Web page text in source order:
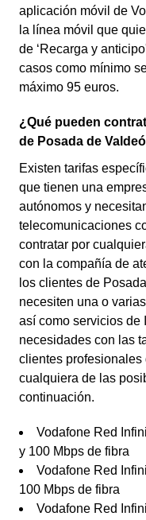
aplicación móvil de
la línea móvil que
de ‘Recarga y
casos como mínimo
máximo 95 euros.
¿Qué pueden
de Posada de
Existen tarifas
que tienen una
autónomos y
telecomunicaciones
contratar por
con la compañía de
los clientes de
necesiten una o
así como servicios de
necesidades con las
clientes
cualquiera de las
continuación.
Vodafone Red
y 100 Mbps de fibra
Vodafone Red
100 Mbps de fibra
Vodafone Red